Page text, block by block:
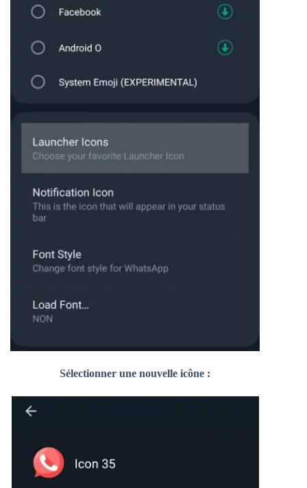
Sélectionner une nouvelle icône :